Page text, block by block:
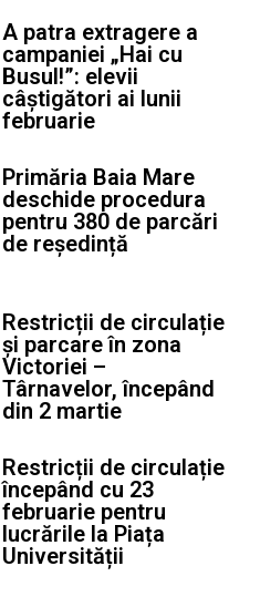
A patra extragere a
campaniei „Hai cu
Busul!”: elevii
câștigători ai lunii
februarie
Primăria Baia Mare
deschide procedura
pentru 380 de parcări
de reședință
Restricții de circulație
și parcare în zona
Victoriei –
Târnavelor, începând
din 2 martie
Restricții de circulație
începând cu 23
februarie pentru
lucrările la Piața
Universității